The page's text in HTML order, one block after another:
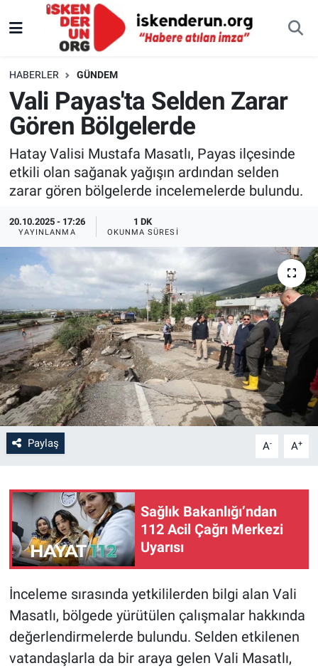
HABERLER GÜNDEM
Vali Payas'ta Selden Zarar
Gören Bölgelerde
Hatay Valisi Mustafa Masatlı, Payas ilçesinde
etkili olan sağanak yağışın ardından selden
zarar gören bölgelerde incelemelerde bulundu.
20.10.2025 - 17:26
YAYINLANMA
1 DK
OKUNMA SÜRESI
Paylaş A- A+
Sağlık Bakanlığı’ndan
112 Acil Çağrı Merkezi
Uyarısı
İnceleme sırasında yetkililerden bilgi alan Vali
Masatlı, bölgede yürütülen çalışmalar hakkında
değerlendirmelerde bulundu. Selden etkilenen
vatandaşlarla da bir araya gelen Vali Masatlı,